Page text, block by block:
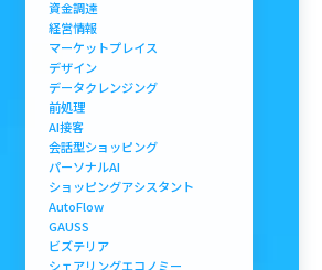
資金調達
経営情報
マーケットプレイス
デザイン
データクレンジング
前処理
AI接客
会話型ショッピング
パーソナルAI
ショッピングアシスタント
AutoFlow
GAUSS
ビズテリア
シェアリングエコノミー